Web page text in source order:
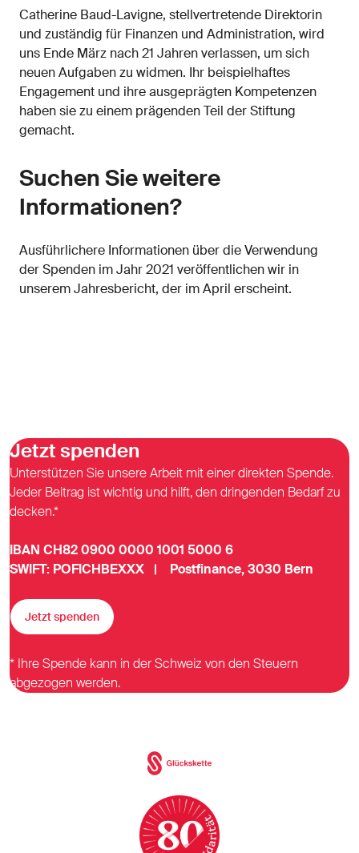
Catherine Baud-Lavigne, stellvertretende Direktorin
und zuständig für Finanzen und Administration, wird
uns Ende März nach 21 Jahren verlassen, um sich
neuen Aufgaben zu widmen. Ihr beispielhaftes
Engagement und ihre ausgeprägten Kompetenzen
haben sie zu einem prägenden Teil der Stiftung
gemacht.
Suchen Sie weitere
Informationen?
Ausführlichere Informationen über die Verwendung
der Spenden im Jahr 2021 veröffentlichen wir in
unserem Jahresbericht, der im April erscheint.
Jetzt spenden
Unterstützen Sie unsere Arbeit mit einer direkten Spende.
Jeder Beitrag ist wichtig und hilft, den dringenden Bedarf zu
decken.*
IBAN CH82 0900 0000 1001 5000 6
SWIFT: POFICHBEXXX | Postfinance, 3030 Bern
Jetzt spenden
* Ihre Spende kann in der Schweiz von den Steuern
abgezogen werden.